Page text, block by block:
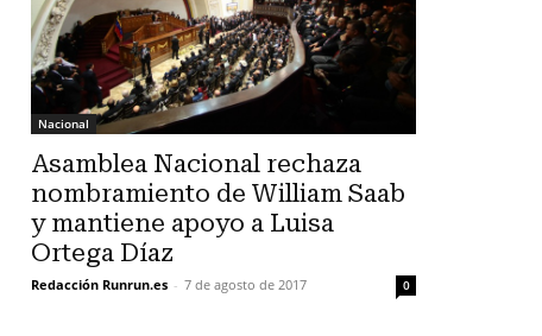
Nacional
Asamblea Nacional rechaza
nombramiento de William Saab
y mantiene apoyo a Luisa
Ortega Díaz
Redacción Runrun.es - 7 de agosto de 2017 0